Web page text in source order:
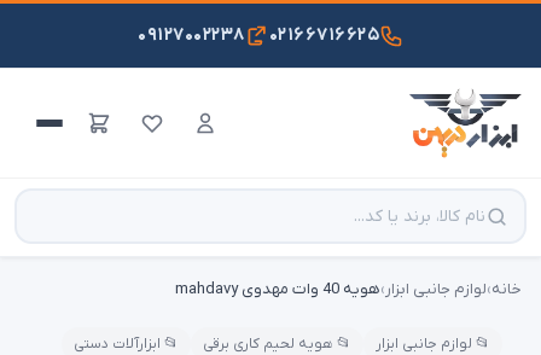
۰۲۱۶۶۷۱۶۶۲۵ ۰۹۱۲۷۰۰۲۲۳۸
خانه›لوازم جانبی ابزار›هویه 40 وات مهدوی mahdavy
📂 لوازم جانبی ابزار 📂 هویه لحیم کاری برقی
📂 ابزارآلات دستی